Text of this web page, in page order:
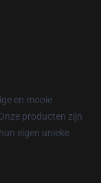
en mooie
producten zijn
eigen unieke